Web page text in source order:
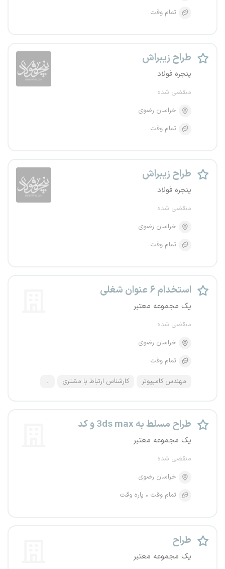
تمام وقت
طراح زیبراش
پنجره فولاد
منقضی شده
خراسان رضوی
تمام وقت
طراح زیبراش
پنجره فولاد
منقضی شده
خراسان رضوی
تمام وقت
استخدام ۶ عنوان شغلی
یک مجموعه معتبر
منقضی شده
خراسان رضوی
تمام وقت
مهندس کامپیوتر کارشناس ارتباط با مشتری ...
طراح مسلط به 3ds max و کد
یک مجموعه معتبر
منقضی شده
خراسان رضوی
تمام وقت
پاره وقت
طراح
یک مجموعه معتبر